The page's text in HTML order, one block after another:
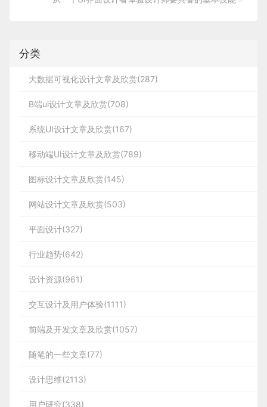
分类
大数据可视化设计文章及欣赏(287)
B端ui设计文章及欣赏(708)
系统UI设计文章及欣赏(167)
移动端UI设计文章及欣赏(789)
图标设计文章及欣赏(145)
网站设计文章及欣赏(503)
平面设计(327)
行业趋势(642)
设计资源(961)
交互设计及用户体验(1111)
前端及开发文章及欣赏(1057)
随笔的一些文章(77)
设计思维(2113)
用户研究(338)